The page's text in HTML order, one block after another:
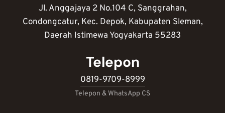
Jl. Anggajaya 2 No.104 C, Sanggrahan,
Condongcatur, Kec. Depok, Kabupaten Sleman,
Daerah Istimewa Yogyakarta 55283
Telepon
0819-9709-8999
Telepon & WhatsApp CS